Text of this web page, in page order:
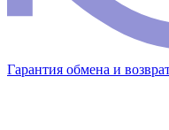
Гарантия обмена и